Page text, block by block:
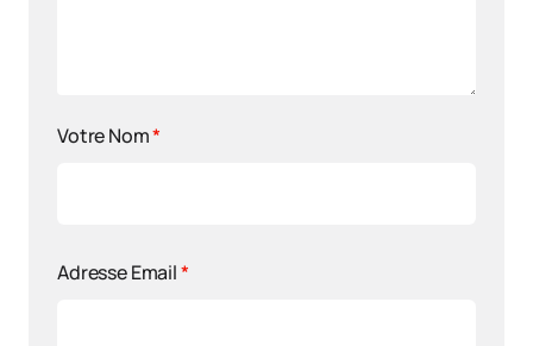
Votre Nom*
Adresse Email*